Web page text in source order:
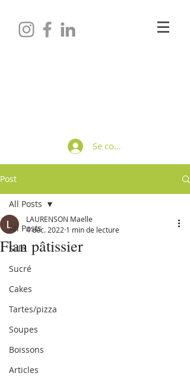
Se connecter
Post
All Posts
Salé
Sucré
Cakes
Tartes/pizza
Soupes
Boissons
Articles
All Posts
Flan pâtissier
LAURENSON Maelle
4 déc. 2022 1 min de lecture